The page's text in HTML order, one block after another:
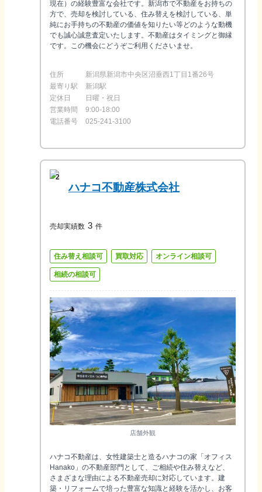
現在）の経験豊富な会社です。新潟市で不動産をお持ちの
方で、売却を検討している、住み替えを検討している、単
純にお手持ちの不動産の価値を知りたい等どのような動機
でも誠心誠意査定いたします。不動産はタイミングと御縁
です。この機会にどうぞご利用くださいませ。
住所
新潟県新潟市中央区沼垂西1丁目1番26号
最寄り駅
新潟駅
定休日
日曜・祝日
営業時間
9:00-18:00
電話番号
025-241-3100
2
ハナコ不動産株式会社
売却実績数 3 件
住み替え相談可 買取対応 オンライン相談可
相続の相談可
店舗外観
ハナコ不動産は、女性建築士と造るハナコの家「オフィス
Hanako」の不動産部門として、ご相続や住み替えなど、
さまざまな理由による不動産売却に対応しています。建
築・リフォームで培った豊富な知識と経験を活かし、お客